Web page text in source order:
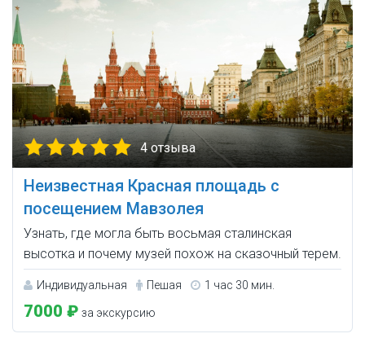
4 отзыва
Неизвестная Красная площадь c
посещением Мавзолея
Узнать, где могла быть восьмая сталинская
высотка и почему музей похож на сказочный терем.
Индивидуальная Пешая 1 час 30 мин.
7000 ₽ за экскурсию